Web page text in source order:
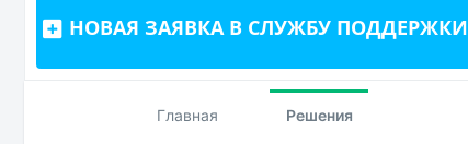
НОВАЯ ЗАЯВКА В СЛУЖБУ ПОДДЕРЖКИ
Главная Решения